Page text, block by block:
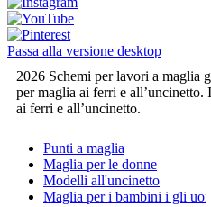
Passa alla versione desktop
2026 Schemi per lavori a maglia
per maglia ai ferri e all’uncinetto.
ai ferri e all’uncinetto.
Punti a maglia
Maglia per le donne
Modelli all'uncinetto
Maglia per i bambini i gli